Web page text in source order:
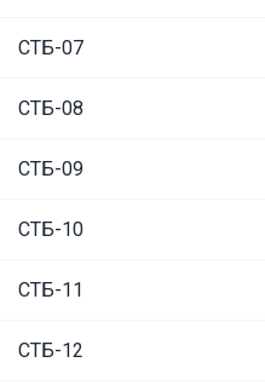
СТБ-07
СТБ-08
СТБ-09
СТБ-10
СТБ-11
СТБ-12